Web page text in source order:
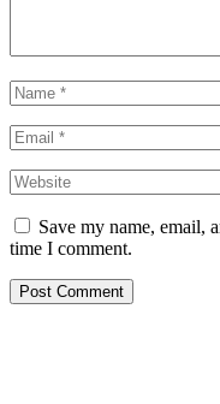
Save my name, email,
time I comment.